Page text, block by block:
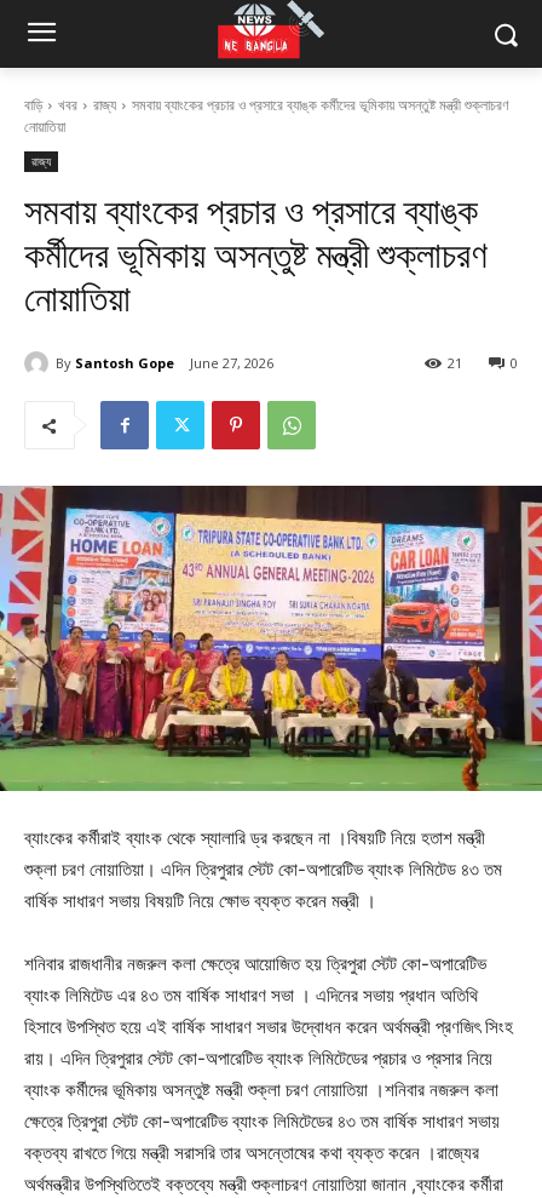
বাড়ি খবর রাজ্য
সমবায় ব্যাংকের প্রচার ও প্রসারে ব্যাঙ্ক কর্মীদের ভূমিকায় অসন্তুষ্ট মন্ত্রী শুক্লাচরণ
নোয়াতিয়া
রাজ্য
সমবায় ব্যাংকের প্রচার ও প্রসারে ব্যাঙ্ক
কর্মীদের ভূমিকায় অসন্তুষ্ট মন্ত্রী শুক্লাচরণ
নোয়াতিয়া
By Santosh Gope June 27, 2026 0
21
ব্যাংকের কর্মীরাই ব্যাংক থেকে স্যালারি ড্র করছেন না ।বিষয়টি নিয়ে হতাশ মন্ত্রী
শুক্লা চরণ নোয়াতিয়া। এদিন ত্রিপুরার স্টেট কো-অপারেটিভ ব্যাংক লিমিটেড ৪৩ তম
বার্ষিক সাধারণ সভায় বিষয়টি নিয়ে ক্ষোভ ব্যক্ত করেন মন্ত্রী ।
শনিবার রাজধানীর নজরুল কলা ক্ষেত্রে আয়োজিত হয় ত্রিপুরা স্টেট কো-অপারেটিভ
ব্যাংক লিমিটেড এর ৪৩ তম বার্ষিক সাধারণ সভা । এদিনের সভায় প্রধান অতিথি
হিসাবে উপস্থিত হয়ে এই বার্ষিক সাধারণ সভার উদ্বোধন করেন অর্থমন্ত্রী প্রণজিৎ সিংহ
রায়। এদিন ত্রিপুরার স্টেট কো-অপারেটিভ ব্যাংক লিমিটেডের প্রচার ও প্রসার নিয়ে
ব্যাংক কর্মীদের ভূমিকায় অসন্তুষ্ট মন্ত্রী শুক্লা চরণ নোয়াতিয়া ।শনিবার নজরুল কলা
ক্ষেত্রে ত্রিপুরা স্টেট কো-অপারেটিভ ব্যাংক লিমিটেডের ৪৩ তম বার্ষিক সাধারণ সভায়
বক্তব্য রাখতে গিয়ে মন্ত্রী সরাসরি তার অসন্তোষের কথা ব্যক্ত করেন ।রাজ্যের
অর্থমন্ত্রীর উপস্থিতিতেই বক্তব্যে মন্ত্রী শুক্লাচরণ নোয়াতিয়া জানান ,ব্যাংকের কর্মীরা